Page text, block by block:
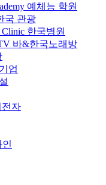
예체능 학원
국 관광
Clinic 한국병원
바&한국노래방
업
전자